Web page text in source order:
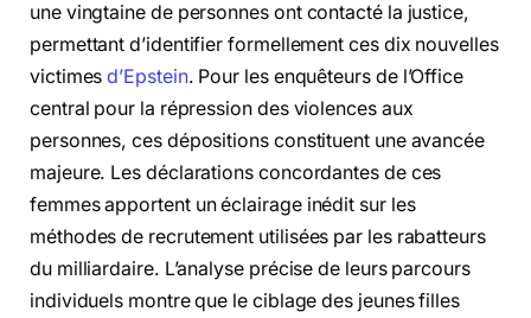
une vingtaine de personnes ont contacté la justice,
permettant d’identifier formellement ces dix nouvelles
victimesd’Epstein. Pour les enquêteurs de l’Office
central pour la répression des violences aux
personnes, ces dépositions constituent une avancée
majeure. Les déclarations concordantes de ces
femmes apportent un éclairage inédit sur les
méthodes de recrutement utilisées par les rabatteurs
du milliardaire. L’analyse précise de leurs parcours
individuels montre que le ciblage des jeunes filles